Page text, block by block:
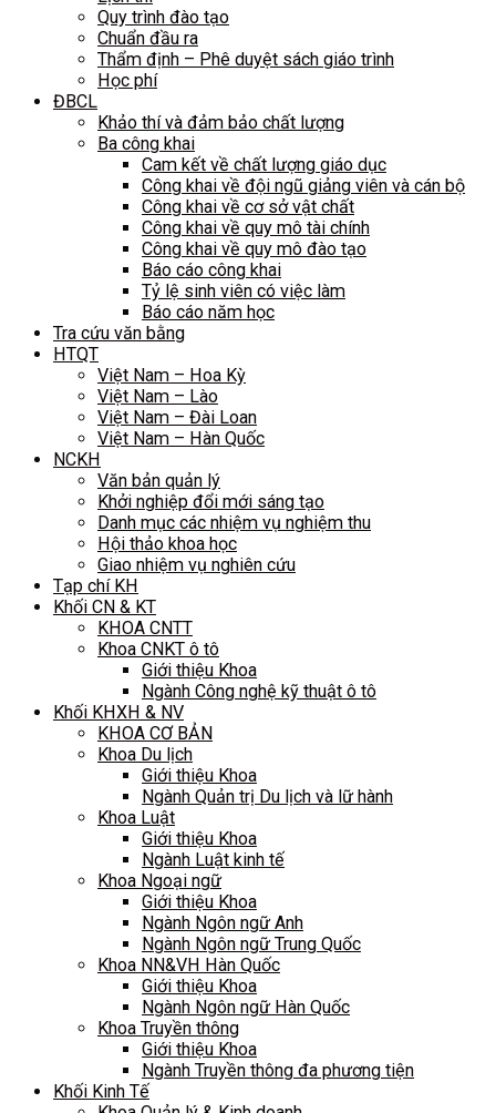
Quy trình đào tạo
Chuẩn đầu ra
Thẩm định – Phê duyệt sách giáo trình
Học phí
ĐBCL
Khảo thí và đảm bảo chất lượng
Ba công khai
Cam kết về chất lượng giáo dục
Công khai về đội ngũ giảng viên và cán bộ
Công khai về cơ sở vật chất
Công khai về quy mô tài chính
Công khai về quy mô đào tạo
Báo cáo công khai
Tỷ lệ sinh viên có việc làm
Báo cáo năm học
Tra cứu văn bằng
HTQT
Việt Nam – Hoa Kỳ
Việt Nam – Lào
Việt Nam – Đài Loan
Việt Nam – Hàn Quốc
NCKH
Văn bản quản lý
Khởi nghiệp đổi mới sáng tạo
Danh mục các nhiệm vụ nghiệm thu
Hội thảo khoa học
Giao nhiệm vụ nghiên cứu
Tạp chí KH
Khối CN & KT
KHOA CNTT
Khoa CNKT ô tô
Giới thiệu Khoa
Ngành Công nghệ kỹ thuật ô tô
Khối KHXH & NV
KHOA CƠ BẢN
Khoa Du lịch
Giới thiệu Khoa
Ngành Quản trị Du lịch và lữ hành
Khoa Luật
Giới thiệu Khoa
Ngành Luật kinh tế
Khoa Ngoại ngữ
Giới thiệu Khoa
Ngành Ngôn ngữ Anh
Ngành Ngôn ngữ Trung Quốc
Khoa NN&VH Hàn Quốc
Giới thiệu Khoa
Ngành Ngôn ngữ Hàn Quốc
Khoa Truyền thông
Giới thiệu Khoa
Ngành Truyền thông đa phương tiện
Khối Kinh Tế